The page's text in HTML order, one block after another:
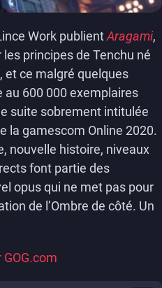
Work publientAragami,
principes de Tenchu né
et ce malgré quelques
au 600 000 exemplaires
suite sobrement intitulée
la gamescom Online 2020.
nouvelle histoire, niveaux
font partie des
opus qui ne met pas pour
de l’Ombre de côté. Un